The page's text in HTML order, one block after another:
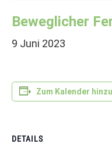
Beweglicher
9 Juni 2023
Zum Kalender
DETAILS